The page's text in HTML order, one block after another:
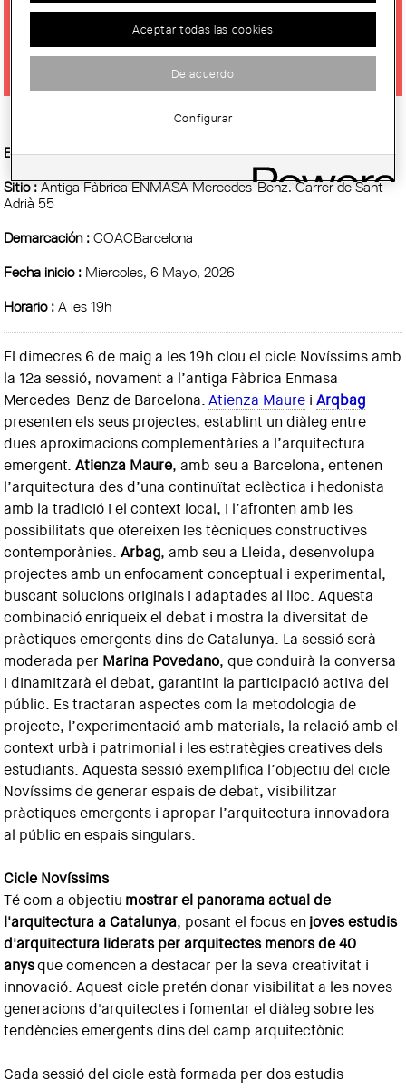
NOVÍSSIMS 12. ATIENZA-MAURE I
Entidad Organizadora :Centre Obert d’Arquitectura, COAC
Sitio :Antiga Fàbrica ENMASA Mercedes-Benz. Carrer de Sant
Adrià 55
Demarcación :COACBarcelona
Fecha inicio : Miercoles, 6 Mayo, 2026
Horario :A les 19h
El dimecres 6 de maig a les 19h clou el cicle Novíssims amb
la 12a sessió, novament a l’antiga Fàbrica Enmasa
Mercedes-Benz de Barcelona.Atienza Maure iArqbag
presenten els seus projectes, establint un diàleg entre
dues aproximacions complementàries a l’arquitectura
emergent.Atienza Maure, amb seu a Barcelona, entenen
l’arquitectura des d’una continuïtat eclèctica i hedonista
amb la tradició i el context local, i l’afronten amb les
possibilitats que ofereixen les tècniques constructives
contemporànies.Arbag, amb seu a Lleida, desenvolupa
projectes amb un enfocament conceptual i experimental,
buscant solucions originals i adaptades al lloc. Aquesta
combinació enriqueix el debat i mostra la diversitat de
pràctiques emergents dins de Catalunya. La sessió serà
moderada per Marina Povedano, que conduirà la conversa
i dinamitzarà el debat, garantint la participació activa del
públic. Es tractaran aspectes com la metodologia de
projecte, l’experimentació amb materials, la relació amb el
context urbà i patrimonial i les estratègies creatives dels
estudiants. Aquesta sessió exemplifica l’objectiu del cicle
Novíssims de generar espais de debat, visibilitzar
pràctiques emergents i apropar l’arquitectura innovadora
al públic en espais singulars.
Cicle Novíssims
Té com a objectiu mostrar el panorama actual de
l'arquitectura a Catalunya, posant el focus enjoves estudis
d'arquitectura liderats per arquitectes menors de 40
anysque comencen a destacar per la seva creativitat i
innovació. Aquest cicle pretén donar visibilitat a les noves
generacions d'arquitectes i fomentar el diàleg sobre les
tendències emergents dins del camp arquitectònic.
Cada sessió del cicle està formada per dos estudis
Aceptar todas las cookies
De acuerdo
Configurar